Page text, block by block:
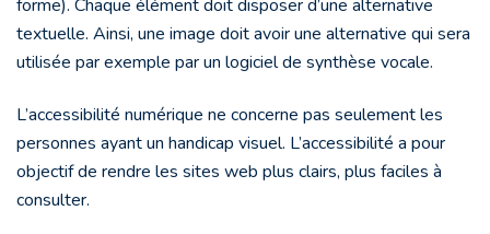
forme). Chaque élément doit disposer d’une alternative
textuelle. Ainsi, une image doit avoir une alternative qui sera
utilisée par exemple par un logiciel de synthèse vocale.
L’accessibilité numérique ne concerne pas seulement les
personnes ayant un handicap visuel. L’accessibilité a pour
objectif de rendre les sites web plus clairs, plus faciles à
consulter.